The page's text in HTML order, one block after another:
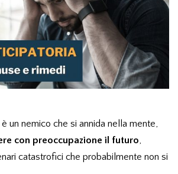
è un nemico che si annida nella mente,
con preoccupazione il futuro,
catastrofici che probabilmente non si